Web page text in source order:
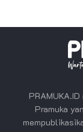
Pramuka